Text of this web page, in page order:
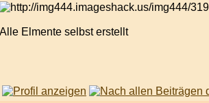
Alle Elmente selbst erstellt